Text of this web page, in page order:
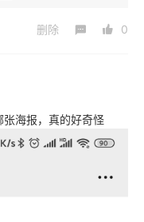
删除 0
海报，真的好奇怪